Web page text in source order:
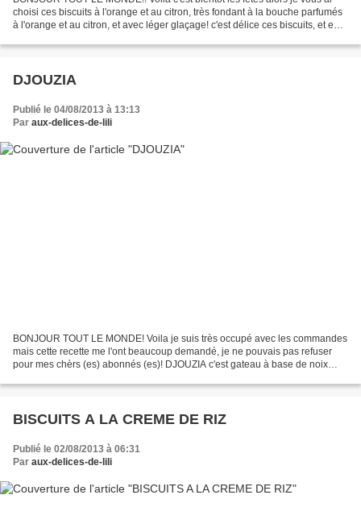
choisi ces biscuits à l'orange et au citron, très fondant à la bouche parfumés
à l'orange et au citron, et avec léger glaçage! c'est délice ces biscuits, et en
DJOUZIA
Publié le 04/08/2013 à 13:13
Par aux-delices-de-lili
BONJOUR TOUT LE MONDE! Voila je suis très occupé avec les commandes
mais cette recette me l'ont beaucoup demandé, je ne pouvais pas refuser
pour mes chèrs (es) abonnés (es)! DJOUZIA c'est gateau à base de noix
BISCUITS A LA CREME DE RIZ
Publié le 02/08/2013 à 06:31
Par aux-delices-de-lili